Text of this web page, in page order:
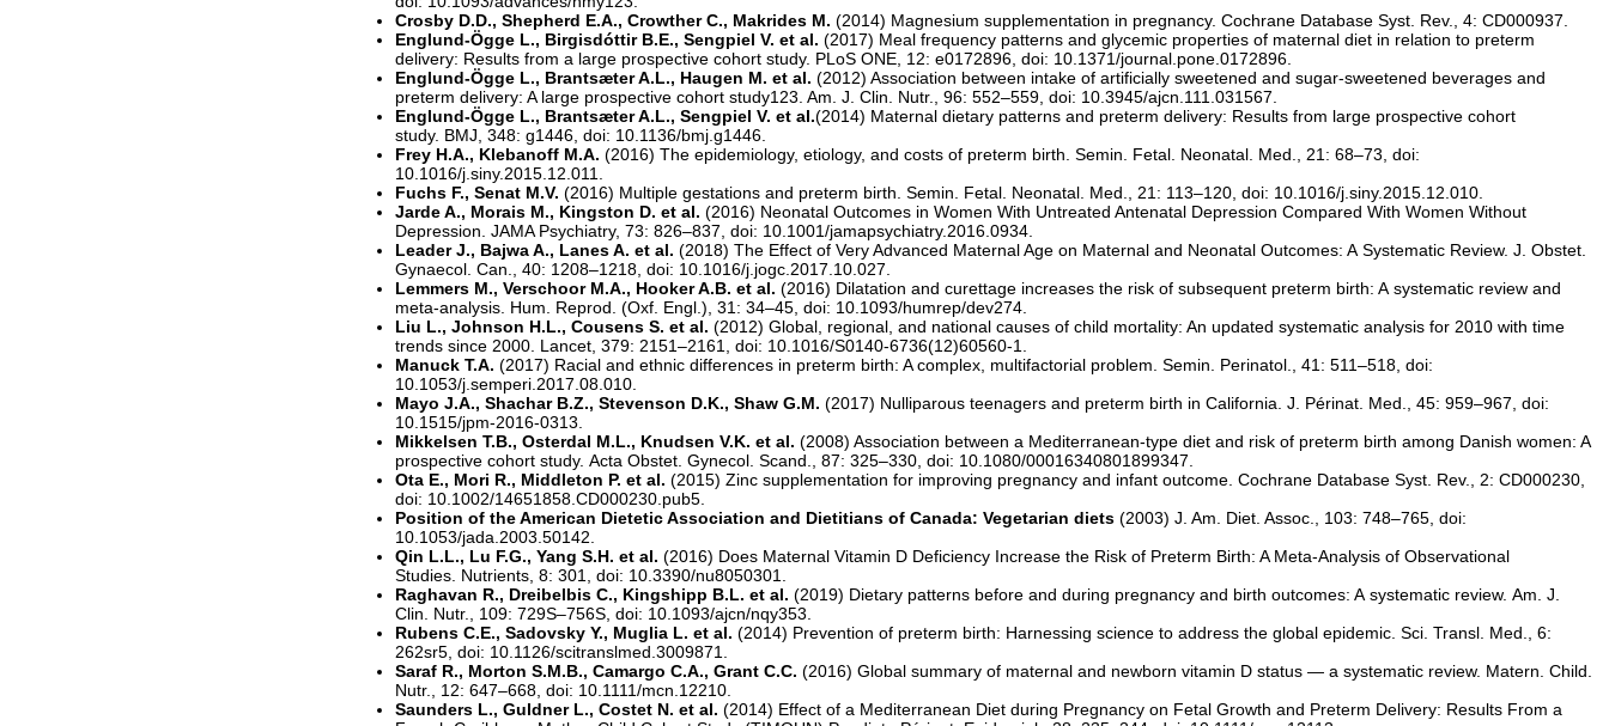
Crosby D.D., Shepherd E.A., Crowther C., Makrides M. (2014) Magnesium supplementation in pregnancy. Cochrane Database Syst. Rev., 4: CD000937.
Englund-Ögge L., Birgisdóttir B.E., Sengpiel V. et al. (2017) Meal frequency patterns and glycemic properties of maternal diet in relation to preterm
delivery: Results from a large prospective cohort study. PLoS ONE, 12: e0172896, doi: 10.1371/journal.pone.0172896.
Englund-Ögge L., Brantsæter A.L., Haugen M. et al. (2012) Association between intake of artificially sweetened and sugar-sweetened beverages and
preterm delivery: A large prospective cohort study123. Am. J. Clin. Nutr., 96: 552–559, doi: 10.3945/ajcn.111.031567.
Englund-Ögge L., Brantsæter A.L., Sengpiel V. et al.(2014) Maternal dietary patterns and preterm delivery: Results from large prospective cohort
study. BMJ, 348: g1446, doi: 10.1136/bmj.g1446.
Frey H.A., Klebanoff M.A. (2016) The epidemiology, etiology, and costs of preterm birth. Semin. Fetal. Neonatal. Med., 21: 68–73, doi:
10.1016/j.siny.2015.12.011.
Fuchs F., Senat M.V. (2016) Multiple gestations and preterm birth. Semin. Fetal. Neonatal. Med., 21: 113–120, doi: 10.1016/j.siny.2015.12.010.
Jarde A., Morais M., Kingston D. et al. (2016) Neonatal Outcomes in Women With Untreated Antenatal Depression Compared With Women Without
Depression. JAMA Psychiatry, 73: 826–837, doi: 10.1001/jamapsychiatry.2016.0934.
Leader J., Bajwa A., Lanes A. et al. (2018) The Effect of Very Advanced Maternal Age on Maternal and Neonatal Outcomes: A Systematic Review. J. Obstet.
Gynaecol. Can., 40: 1208–1218, doi: 10.1016/j.jogc.2017.10.027.
Lemmers M., Verschoor M.A., Hooker A.B. et al. (2016) Dilatation and curettage increases the risk of subsequent preterm birth: A systematic review and
meta-analysis. Hum. Reprod. (Oxf. Engl.), 31: 34–45, doi: 10.1093/humrep/dev274.
Liu L., Johnson H.L., Cousens S. et al. (2012) Global, regional, and national causes of child mortality: An updated systematic analysis for 2010 with time
trends since 2000. Lancet, 379: 2151–2161, doi: 10.1016/S0140-6736(12)60560-1.
Manuck T.A. (2017) Racial and ethnic differences in preterm birth: A complex, multifactorial problem. Semin. Perinatol., 41: 511–518, doi:
10.1053/j.semperi.2017.08.010.
Mayo J.A., Shachar B.Z., Stevenson D.K., Shaw G.M. (2017) Nulliparous teenagers and preterm birth in California. J. Périnat. Med., 45: 959–967, doi:
10.1515/jpm-2016-0313.
Mikkelsen T.B., Osterdal M.L., Knudsen V.K. et al. (2008) Association between a Mediterranean-type diet and risk of preterm birth among Danish women: A
prospective cohort study. Acta Obstet. Gynecol. Scand., 87: 325–330, doi: 10.1080/00016340801899347.
Ota E., Mori R., Middleton P. et al. (2015) Zinc supplementation for improving pregnancy and infant outcome. Cochrane Database Syst. Rev., 2: CD000230,
doi: 10.1002/14651858.CD000230.pub5.
Position of the American Dietetic Association and Dietitians of Canada: Vegetarian diets (2003) J. Am. Diet. Assoc., 103: 748–765, doi:
10.1053/jada.2003.50142.
Qin L.L., Lu F.G., Yang S.H. et al. (2016) Does Maternal Vitamin D Deficiency Increase the Risk of Preterm Birth: A Meta-Analysis of Observational
Studies. Nutrients, 8: 301, doi: 10.3390/nu8050301.
Raghavan R., Dreibelbis C., Kingshipp B.L. et al. (2019) Dietary patterns before and during pregnancy and birth outcomes: A systematic review. Am. J.
Clin. Nutr., 109: 729S–756S, doi: 10.1093/ajcn/nqy353.
Rubens C.E., Sadovsky Y., Muglia L. et al. (2014) Prevention of preterm birth: Harnessing science to address the global epidemic. Sci. Transl. Med., 6:
262sr5, doi: 10.1126/scitranslmed.3009871.
Saraf R., Morton S.M.B., Camargo C.A., Grant C.C. (2016) Global summary of maternal and newborn vitamin D status — a systematic review. Matern. Child.
Nutr., 12: 647–668, doi: 10.1111/mcn.12210.
Saunders L., Guldner L., Costet N. et al. (2014) Effect of a Mediterranean Diet during Pregnancy on Fetal Growth and Preterm Delivery: Results From a